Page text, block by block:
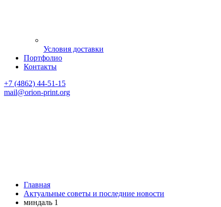
Условия доставки
Портфолио
Контакты
+7 (4862) 44-51-15
mail@orion-print.org
Главная
Актуальные советы и последние новости
миндаль 1